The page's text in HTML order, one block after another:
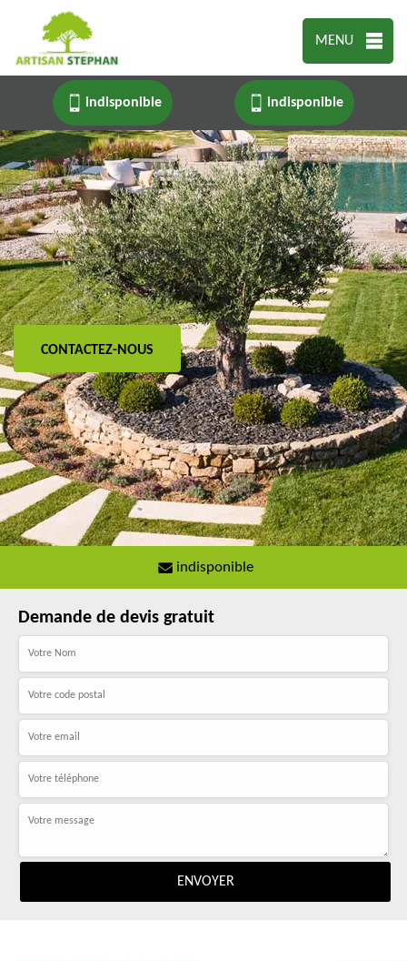
MENU
indisponible indisponible
CONTACTEZ-NOUS
indisponible
Demande de devis gratuit